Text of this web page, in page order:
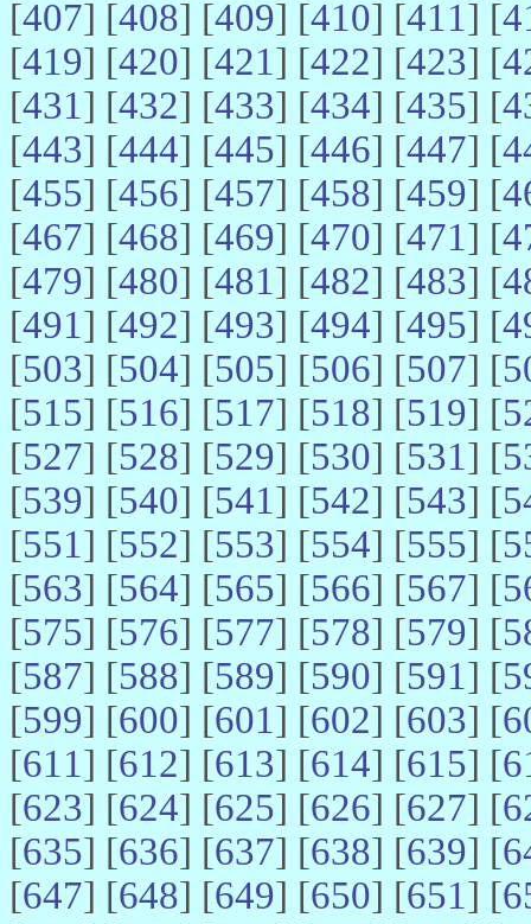
[407] [408] [409] [410] [411] [
[419] [420] [421] [422] [423] [
[431] [432] [433] [434] [435] [
[443] [444] [445] [446] [447] [
[455] [456] [457] [458] [459] [
[467] [468] [469] [470] [471] [
[479] [480] [481] [482] [483] [
[491] [492] [493] [494] [495] [
[503] [504] [505] [506] [507] [
[515] [516] [517] [518] [519] [
[527] [528] [529] [530] [531] [
[539] [540] [541] [542] [543] [
[551] [552] [553] [554] [555] [
[563] [564] [565] [566] [567] [
[575] [576] [577] [578] [579] [
[587] [588] [589] [590] [591] [
[599] [600] [601] [602] [603] [
[611] [612] [613] [614] [615] [
[623] [624] [625] [626] [627] [
[635] [636] [637] [638] [639] [
[647] [648] [649] [650] [651] [